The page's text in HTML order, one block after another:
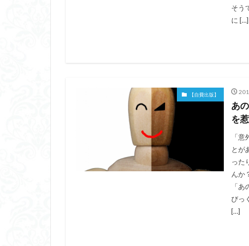
そう
に […]
【自費出版】
あ
を
「
とが
った
んか
「
びっ
[…]